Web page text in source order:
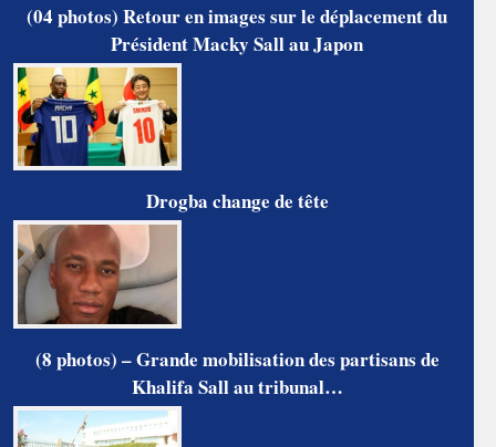
(04 photos) Retour en images sur le déplacement du
Président Macky Sall au Japon
Drogba change de tête
(8 photos) – Grande mobilisation des partisans de
Khalifa Sall au tribunal…